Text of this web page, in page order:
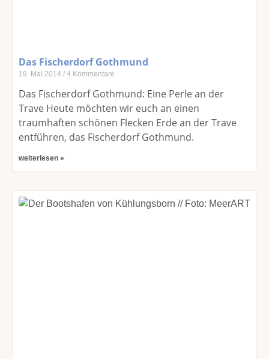
Das Fischerdorf Gothmund
19. Mai 2014 4 Kommentare
Das Fischerdorf Gothmund: Eine Perle an der
Trave Heute möchten wir euch an einen
traumhaften schönen Flecken Erde an der Trave
entführen, das Fischerdorf Gothmund.
weiterlesen »